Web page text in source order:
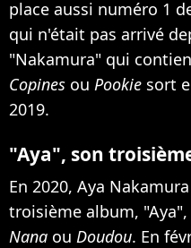
place aussi numéro 1
qui n'était pas arrivé
"Nakamura" qui
Copines ou Pookie sort
2019.
"Aya", son
En 2020, Aya
troisième album,
Nana ou Doudou. En